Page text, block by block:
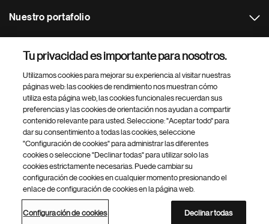
Nuestro portafolio
Footer Site Search
inferior
del
© 2026 Novartis AG
Política de privacidad Términos de uso
Accesibilidad
Configuración de cookies
Mapa del sitio
Tu privacidad es importante para nosotros.
Utilizamos cookies para mejorar su experiencia al visitar nuestras
páginas web: las cookies de rendimiento nos muestran cómo
utiliza esta página web, las cookies funcionales recuerdan sus
preferencias y las cookies de orientación nos ayudan a compartir
contenido relevante para usted. Seleccione: "Aceptar todo" para
dar su consentimiento a todas las cookies, seleccione
"Configuración de cookies" para administrar las diferentes
cookies o seleccione "Declinar todas" para utilizar solo las
cookies estrictamente necesarias. Puede cambiar su
configuración de cookies en cualquier momento presionando el
enlace de configuración de cookies en la página web.
Configuración de cookies Declinar todas